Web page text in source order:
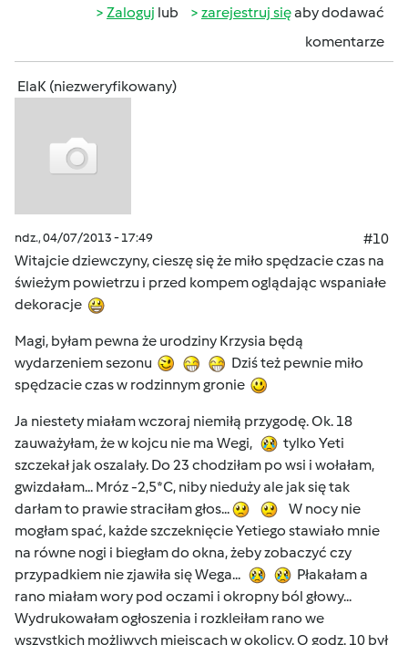
Zaloguj lub zarejestruj sięaby dodawać
komentarze
ElaK (niezweryfikowany)
ndz., 04/07/2013 - 17:49
#10
Witajcie dziewczyny, cieszę się że miło spędzacie czas na
świeżym powietrzu i przed kompem oglądając wspaniałe
dekoracje
Magi, byłam pewna że urodziny Krzysia będą
wydarzeniem sezonu
Dziś też pewnie miło
spędzacie czas w rodzinnym gronie
Ja niestety miałam wczoraj niemiłą przygodę. Ok. 18
zauważyłam, że w kojcu nie ma Wegi,
tylko Yeti
szczekał jak oszalały. Do 23 chodziłam po wsi i wołałam,
gwizdałam... Mróz -2,5*C, niby nieduży ale jak się tak
darłam to prawie straciłam głos...
W nocy nie
mogłam spać, każde szczeknięcie Yetiego stawiało mnie
na równe nogi i biegłam do okna, żeby zobaczyć czy
przypadkiem nie zjawiła się Wega...
Płakałam a
rano miałam wory pod oczami i okropny ból głowy...
Wydrukowałam ogłoszenia i rozkleiłam rano we
wszystkich możliwych miejscach w okolicy. O godz. 10 był